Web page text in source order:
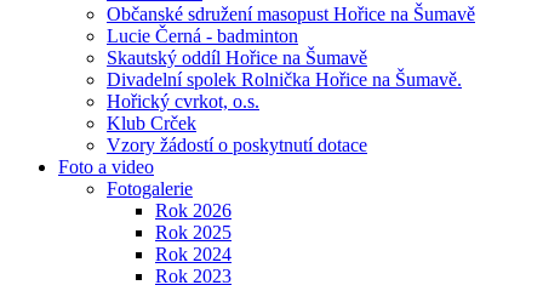
Občanské sdružení masopust Hořice na Šumavě
Lucie Černá - badminton
Skautský oddíl Hořice na Šumavě
Divadelní spolek Rolnička Hořice na Šumavě.
Hořický cvrkot, o.s.
Klub Crček
Vzory žádostí o poskytnutí dotace
Foto a video
Fotogalerie
Rok 2026
Rok 2025
Rok 2024
Rok 2023